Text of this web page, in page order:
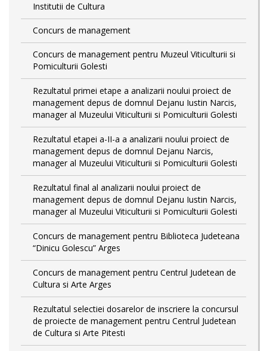
Institutii de Cultura
Concurs de management
Concurs de management pentru Muzeul Viticulturii si
Pomiculturii Golesti
Rezultatul primei etape a analizarii noului proiect de
management depus de domnul Dejanu Iustin Narcis,
manager al Muzeului Viticulturii si Pomiculturii Golesti
Rezultatul etapei a-II-a a analizarii noului proiect de
management depus de domnul Dejanu Narcis,
manager al Muzeului Viticulturii si Pomiculturii Golesti
Rezultatul final al analizarii noului proiect de
management depus de domnul Dejanu Iustin Narcis,
manager al Muzeului Viticulturii si Pomiculturii Golesti
Concurs de management pentru Biblioteca Judeteana
“Dinicu Golescu” Arges
Concurs de management pentru Centrul Judetean de
Cultura si Arte Arges
Rezultatul selectiei dosarelor de inscriere la concursul
de proiecte de management pentru Centrul Judetean
de Cultura si Arte Pitesti